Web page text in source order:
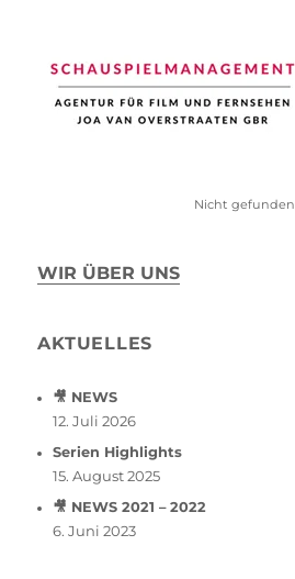
Nicht gefunden.
WIR ÜBER UNS
AKTUELLES
🎥 NEWS
12. Juli 2026
Serien Highlights
15. August 2025
🎥 NEWS 2021 – 2022
6. Juni 2023